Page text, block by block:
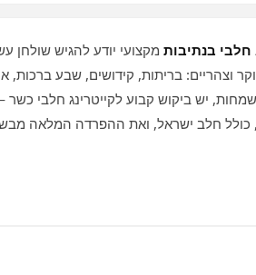
חלבי בנתיבות מקצועי יודע להגיש שולחן
וצהריים: בריתות, קידושים, שבע ברכות,
יש ביקוש קבוע לקייטרינג חלבי
חלב ישראל, ואת ההפרדה המלאה